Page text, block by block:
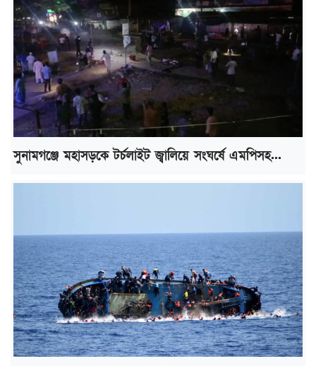
সুনামগঞ্জে মহাসড়কে টর্চলাইট জ্বালিয়ে সংঘর্ষে এমপিসহ...